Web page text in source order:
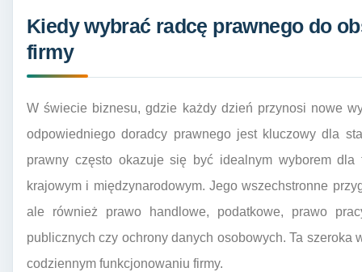
Kiedy wybrać radcę prawnego do
firmy
W świecie biznesu, gdzie każdy dzień przynosi nowe
odpowiedniego doradcy prawnego jest kluczowy dla
prawny często okazuje się być idealnym wyborem dla
krajowym i międzynarodowym. Jego wszechstronne
ale również prawo handlowe, podatkowe, prawo
publicznych czy ochrony danych osobowych. Ta
codziennym funkcjonowaniu firmy.